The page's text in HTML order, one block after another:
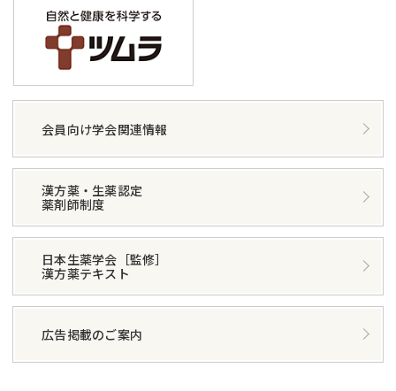
会員向け学会関連情報
漢方薬・生薬認定
薬剤師制度
日本生薬学会［監修］
漢方薬テキスト
広告掲載のご案内